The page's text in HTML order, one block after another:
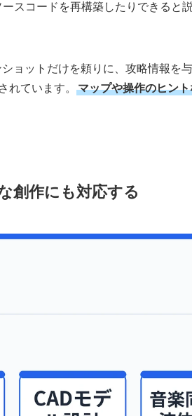
スコードを再構築したりできると
ョットだけを頼りに、攻略情報を
れています。
マップや操作のヒン
創作にも対応する